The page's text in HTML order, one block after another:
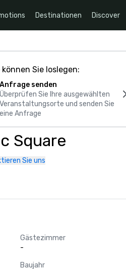
Destinationen Discover
Sie loslegen:
Anfrage senden
Überprüfen Sie Ihre ausgewählten
Veranstaltungsorte und senden Sie
eine Anfrage
Square
Sie uns
Gästezimmer
-
Baujahr